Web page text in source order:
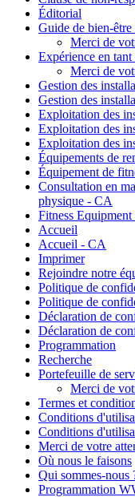
Éditorial
Guide de bien-être
Merci de
Expérience en
Merci de
Gestion des
Gestion des
Exploitation des
Exploitation des
Exploitation des
Équipements de
Équipement de
Consultation en
physique - CA
Fitness
Accueil
Accueil - CA
Imprimer
Rejoindre notre
Politique de
Politique de
Déclaration de
Déclaration de
Programmation
Recherche
Portefeuille de
Merci de
Termes et
Conditions
Conditions
Merci de votre
Où nous le faisons
Qui sommes-nous
Programmation